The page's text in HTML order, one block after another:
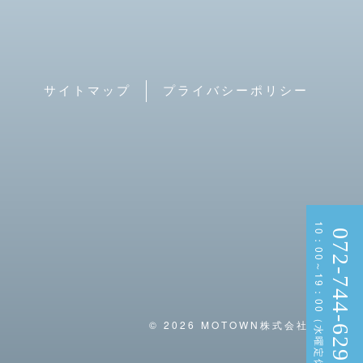
072-744-6297
10：00～19：00（水曜定休）
サイトマップ プライバシーポリシー
© 2026 MOTOWN株式会社